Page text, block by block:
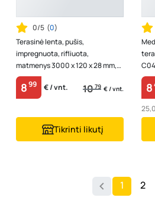
0/5 (0)
Terasinė lenta, pušis,
impregnuota, rifliuota,
matmenys 3000 x 120 x 28 mm,
ruda spalva, 1 vnt. - 0,36 m2
899 € / vnt. 1079 € / vnt.
Tikrinti likutį
8
1 2